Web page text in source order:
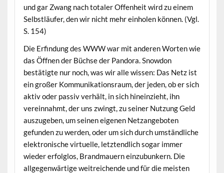
und gar Zwang nach totaler Offenheit wird zu einem
Selbstläufer, den wir nicht mehr einholen können. (Vgl.
S. 154)
Die Erfindung des WWW war mit anderen Worten wie
das Öffnen der Büchse der Pandora. Snowdon
bestätigte nur noch, was wir alle wissen: Das Netz ist
ein großer Kommunikationsraum, der jeden, ob er sich
aktiv oder passiv verhält, in sich hineinzieht, ihn
vereinnahmt, der uns zwingt, zu seiner Nutzung Geld
auszugeben, um seinen eigenen Netzangeboten
gefunden zu werden, oder um sich durch umständliche
elektronische virtuelle, letztendlich sogar immer
wieder erfolglos, Brandmauern einzubunkern. Die
allgegenwärtige weitreichende und für die meisten